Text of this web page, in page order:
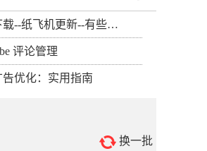
电报下载--纸飞机更新--有些用户安卓手机无法更新电报软件
评论管理
告优化：实用指南
换一批